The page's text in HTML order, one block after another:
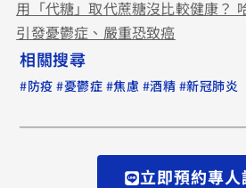
用「代糖」取代蔗糖沒比較健康？
引發憂鬱症、嚴重恐致癌
相關搜尋
#防疫 #憂鬱症 #焦慮 #酒精 #新冠肺炎
立即預約專人